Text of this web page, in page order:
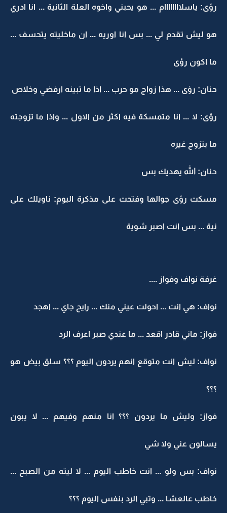
رؤى: ياسلاااااااام ... هو يحبني واخوه العلة الثانية ... انا ادري
هو ليش تقدم لي ... بس انا اوريه ... ان ماخليته يتحسف ...
ما اكون رؤى
حنان: رؤى ... هذا زواج مو حرب ... اذا ما تبينه ارفضي وخلاص
رؤى: لا ... انا متمسكة فيه اكثر من الاول ... واذا ما تزوجته
ما بتزوج غيره
حنان: الله يهديك بس
مسكت رؤى جوالها وفتحت على مذكرة اليوم: ناويلك على
نية ... بس انت اصبر شوية
غرفة نواف وفواز ....
نواف: هي انت ... احولت عيني منك ... رايح جاي ... اهجد
فواز: ماني قادر اقعد ... ما عندي صبر اعرف الرد
نواف: ليش انت متوقع انهم يردون اليوم ؟؟؟ سلق بيض هو
؟؟؟
فواز: وليش ما يردون ؟؟؟ انا منهم وفيهم ... لا يبون
يسالون عني ولا شي
نواف: بس ولو ... انت خاطب اليوم ... لا ليته من الصبح ...
خاطب عالعشا ... وتبي الرد بنفس اليوم ؟؟؟